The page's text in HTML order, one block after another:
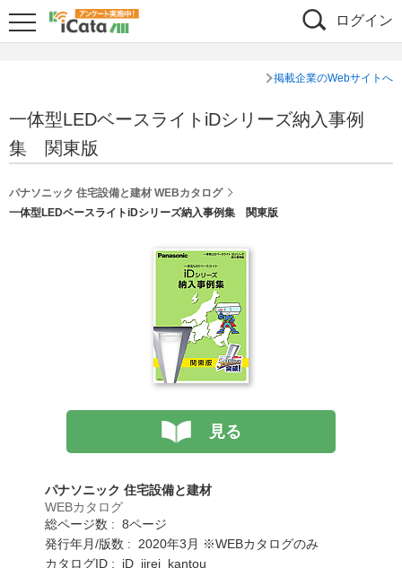
ログイン
掲載企業のWebサイトへ
一体型LEDベースライトiDシリーズ納入事例
集 関東版
パナソニック 住宅設備と建材 WEBカタログ
一体型LEDベースライトiDシリーズ納入事例集 関東版
見る
パナソニック 住宅設備と建材
WEBカタログ
総ページ数 : 8ページ
発行年月/版数 : 2020年3月 ※WEBカタログのみ
カタログID : iD_jirei_kantou